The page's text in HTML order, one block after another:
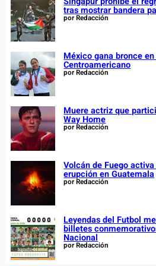
tras mostrar bandera
por Redacción
México gana bronce
Centroamericano
por Redacción
Muere actriz que
Way Home
por Redacción
Volcán de Fuego
erupción en Guatemala
por Redacción
Leyendas del Futbol
billetes
Nacional
por Redacción